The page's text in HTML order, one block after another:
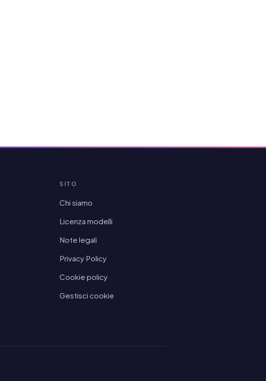
SITO
Chi siamo
Licenza modelli
Note legali
Privacy Policy
Cookie policy
Gestisci cookie